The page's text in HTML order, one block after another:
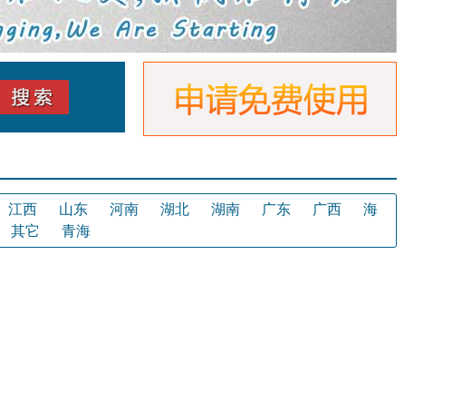
江西 山东 河南 湖北 湖南 广东 广西
海
其它 青海